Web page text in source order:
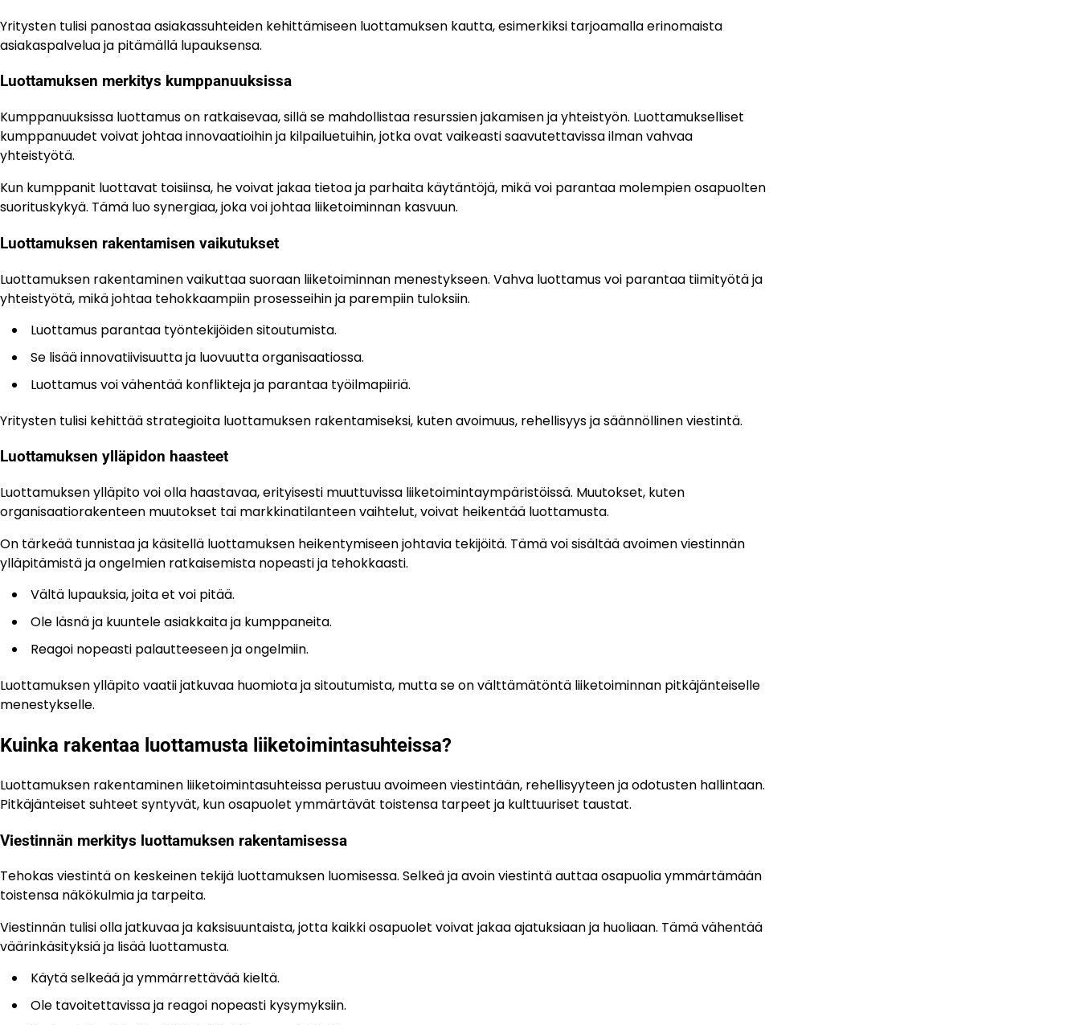
Yritysten tulisi panostaa asiakassuhteiden kehittämiseen luottamuksen kautta, esimerkiksi tarjoamalla erinomaista
asiakaspalvelua ja pitämällä lupauksensa.
Luottamuksen merkitys kumppanuuksissa
Kumppanuuksissa luottamus on ratkaisevaa, sillä se mahdollistaa resurssien jakamisen ja yhteistyön. Luottamukselliset
kumppanuudet voivat johtaa innovaatioihin ja kilpailuetuihin, jotka ovat vaikeasti saavutettavissa ilman vahvaa
yhteistyötä.
Kun kumppanit luottavat toisiinsa, he voivat jakaa tietoa ja parhaita käytäntöjä, mikä voi parantaa molempien osapuolten
suorituskykyä. Tämä luo synergiaa, joka voi johtaa liiketoiminnan kasvuun.
Luottamuksen rakentamisen vaikutukset
Luottamuksen rakentaminen vaikuttaa suoraan liiketoiminnan menestykseen. Vahva luottamus voi parantaa tiimityötä ja
yhteistyötä, mikä johtaa tehokkaampiin prosesseihin ja parempiin tuloksiin.
Luottamus parantaa työntekijöiden sitoutumista.
Se lisää innovatiivisuutta ja luovuutta organisaatiossa.
Luottamus voi vähentää konflikteja ja parantaa työilmapiiriä.
Yritysten tulisi kehittää strategioita luottamuksen rakentamiseksi, kuten avoimuus, rehellisyys ja säännöllinen viestintä.
Luottamuksen ylläpidon haasteet
Luottamuksen ylläpito voi olla haastavaa, erityisesti muuttuvissa liiketoimintaympäristöissä. Muutokset, kuten
organisaatiorakenteen muutokset tai markkinatilanteen vaihtelut, voivat heikentää luottamusta.
On tärkeää tunnistaa ja käsitellä luottamuksen heikentymiseen johtavia tekijöitä. Tämä voi sisältää avoimen viestinnän
ylläpitämistä ja ongelmien ratkaisemista nopeasti ja tehokkaasti.
Vältä lupauksia, joita et voi pitää.
Ole läsnä ja kuuntele asiakkaita ja kumppaneita.
Reagoi nopeasti palautteeseen ja ongelmiin.
Luottamuksen ylläpito vaatii jatkuvaa huomiota ja sitoutumista, mutta se on välttämätöntä liiketoiminnan pitkäjänteiselle
menestykselle.
Kuinka rakentaa luottamusta liiketoimintasuhteissa?
Luottamuksen rakentaminen liiketoimintasuhteissa perustuu avoimeen viestintään, rehellisyyteen ja odotusten hallintaan.
Pitkäjänteiset suhteet syntyvät, kun osapuolet ymmärtävät toistensa tarpeet ja kulttuuriset taustat.
Viestinnän merkitys luottamuksen rakentamisessa
Tehokas viestintä on keskeinen tekijä luottamuksen luomisessa. Selkeä ja avoin viestintä auttaa osapuolia ymmärtämään
toistensa näkökulmia ja tarpeita.
Viestinnän tulisi olla jatkuvaa ja kaksisuuntaista, jotta kaikki osapuolet voivat jakaa ajatuksiaan ja huoliaan. Tämä vähentää
väärinkäsityksiä ja lisää luottamusta.
Käytä selkeää ja ymmärrettävää kieltä.
Ole tavoitettavissa ja reagoi nopeasti kysymyksiin.